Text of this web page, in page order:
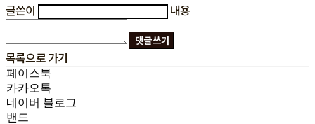
글쓴이 내용
댓글 쓰기
목록으로 가기
페이스북
카카오톡
네이버 블로그
밴드